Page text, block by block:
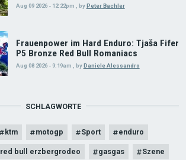
Aug 09 2026 - 12:22pm byPeter Bachler
Frauenpower im Hard Enduro: Tjaša Fifer
P5 Bronze Red Bull Romaniacs
Aug 08 2026 - 9:19am byDaniele Alessandro
SCHLAGWORTE
ktm motogp Sport enduro
red bull erzbergrodeo gasgas Szene